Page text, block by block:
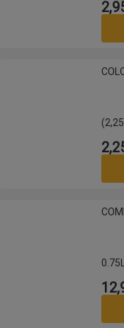
Preu
COLORBABY Joc aquàtic
Preu
COMPO Insecticida
Preu